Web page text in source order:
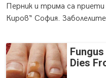
Перник и трима са
Киров“ София.
Dies